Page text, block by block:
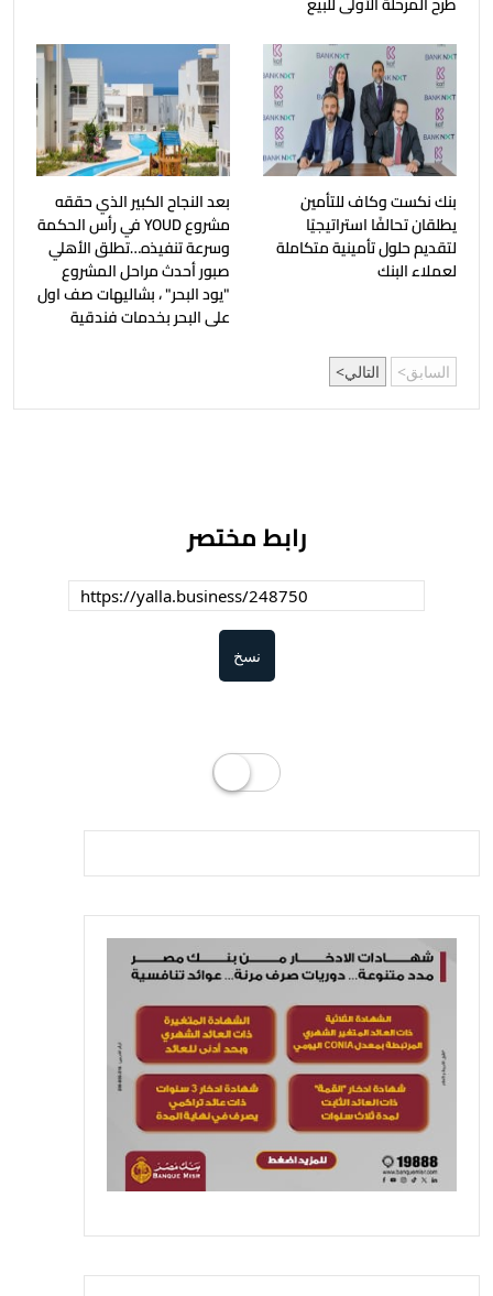
بنك نكست وكاف للتأمين
يطلقان تحالفًا استراتيجيًا
لتقديم حلول تأمينية متكاملة
لعملاء البنك
بعد النجاح الكبير الذي حققه
مشروع YOUD في رأس الحكمة
وسرعة تنفيذه…تطلق الأهلي
صبور أحدث مراحل المشروع
"يود البحر" ، بشاليهات صف اول
على البحر بخدمات فندقية
السابق التالي
رابط مختصر
نسخ